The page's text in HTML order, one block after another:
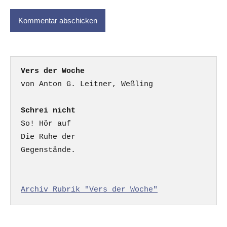
Vers der Woche
Schrei nicht
So! Hör auf
Die Ruhe der
Gegenstände.
Archiv Rubrik "Vers der Woche"